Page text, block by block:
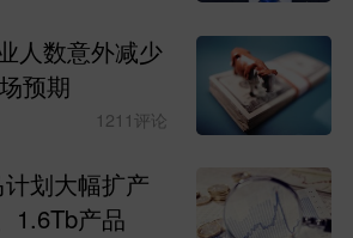
大额财务股东，拟套现0.77
持股5%股东，拟套现1.25亿
以上股东，套现0.93亿
人数意外减少
预期
1211评论
划大幅扩产
1.6Tb产品